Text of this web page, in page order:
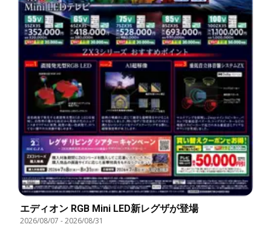
エディオン RGB Mini LED新レグザが登場
2026/08/07 -2026/08/31